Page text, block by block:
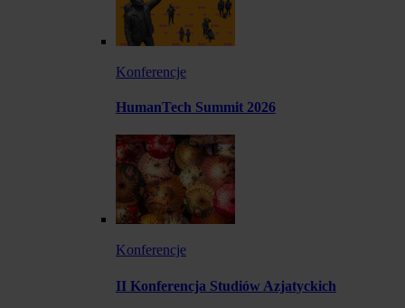
Konferencje
HumanTech Summit 2026
Konferencje
II Konferencja Studiów Azjatyckich